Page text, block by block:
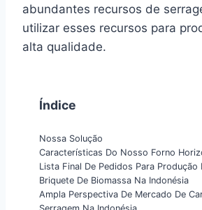
abundantes recursos de
utilizar esses recursos para
alta qualidade.
Índice
Nossa Solução
Características Do Nosso Forno
Lista Final De Pedidos Para Produção
Briquete De Biomassa Na Indonésia
Ampla Perspectiva De Mercado De